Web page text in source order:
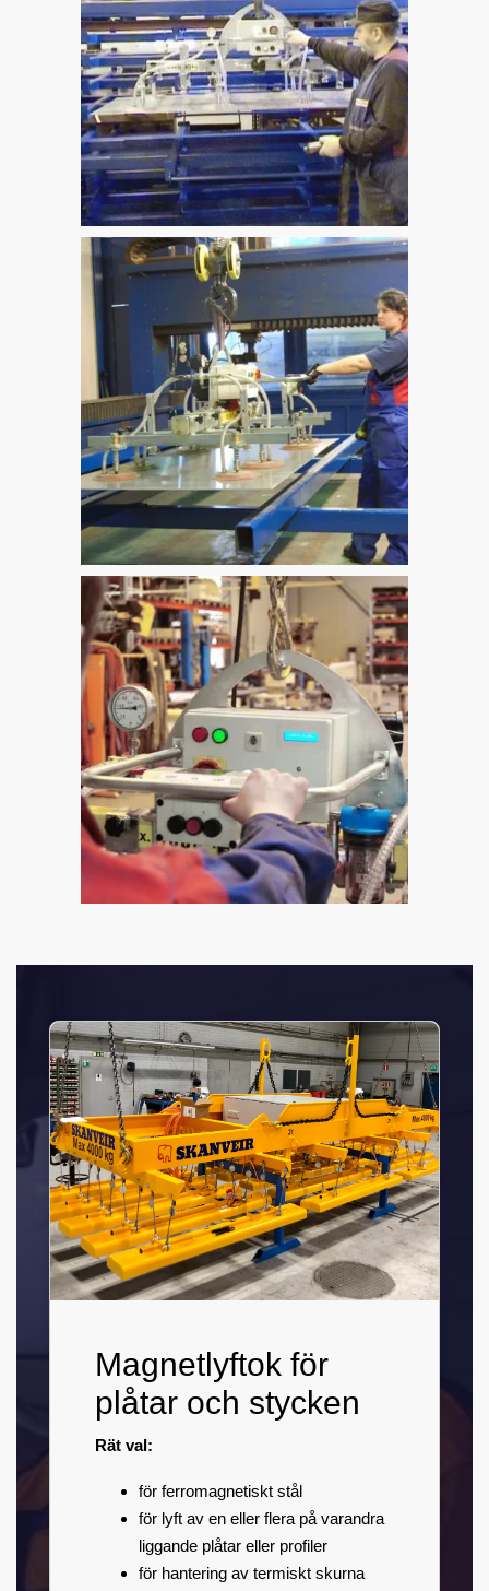
Magnetlyftok för
plåtar och stycken
Rät val:
för ferromagnetiskt stål
för lyft av en eller flera på varandra
liggande plåtar eller profiler
för hantering av termiskt skurna